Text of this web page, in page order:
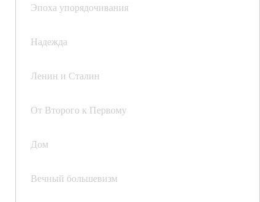
Эпоха упорядочивания
Надежда
Ленин и Сталин
От Второго к Первому
Дом
Вечный большевизм